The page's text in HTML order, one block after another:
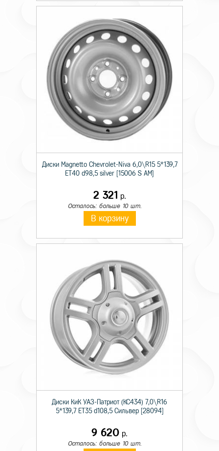
Диски Magnetto Chevrolet-Niva 6,0\R15 5*139,7
ET40 d98,5 silver [15006 S AM]
2 321 р.
Осталось: больше 10 шт.
В корзину
Диски КиК УАЗ-Патриот (КС434) 7,0\R16
5*139,7 ET35 d108,5 Сильвер [28094]
9 620 р.
Осталось: больше 10 шт.